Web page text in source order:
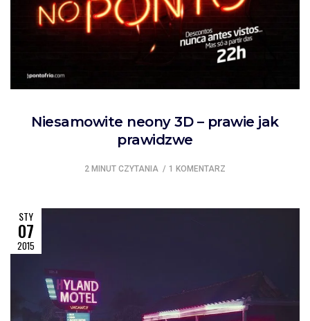
Niesamowite neony 3D – prawie jak
prawidzwe
2 MINUT CZYTANIA 1 KOMENTARZ
STY
07
2015